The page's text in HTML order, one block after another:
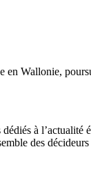
en Wallonie,
à
des